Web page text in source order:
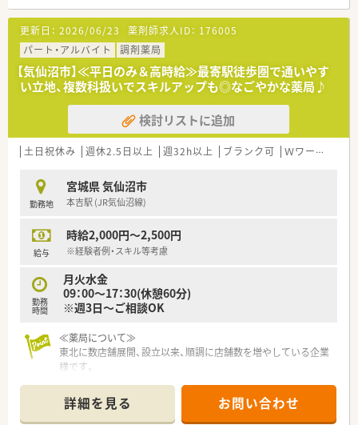
【想定される業務内容】
■面分業の調剤薬局として多種多様な医療機関から処方箋を受
け付けるため、幅広い薬効群の薬剤を取り扱います。
■調剤業務や監査のほか、丁寧な服薬指導を通じて赤ちゃんから
お年寄りまで多くの患者様の健康を支えるお仕事です。
■OTC医薬品のカウンセリング販売も担当し、セルフメディケー
ションの推進を通じて病気の予防にも深く貢献します。
【こんな方が活躍中】
■定年は65歳と定められていますが、再雇用制度を活用して70
■育児休職からの復職率が98.6%と非常に高く、子育てと仕事を
上手く両立させながら多くの女性が活躍しています。
■面分業という環境を活かし、多くの品目数に触れながら自ら進
更新日： 2026/06/23 薬剤師求人ID： 176005
パート・アルバイト
調剤薬局
【気仙沼市】≪平日のみ＆高時給≫最寄駅徒歩圏で通いやす
い立地、複数科扱いでスキルアップも◎なごやかな薬局♪
検討リストに追加
土日祝休み 週休2.5日以上 週32h以上 ブランク可 Ｗワーク可
勤務地
宮城県 気仙沼市
本吉駅 (JR気仙沼線)
給与
時給2,000円～2,500円
※経験者例・スキル等考慮
勤務
時間
月火水金
09：00～17：30(休憩60分)
※週3日～ご相談OK
≪薬局について≫
東北に数店舗展開、設立以来、順調に店舗数を増やしている企業
様です。
良い職場環境が特徴です。
処方箋枚数もご負担少なく長く続けられる薬局です。
詳細を見る お問い合わせ